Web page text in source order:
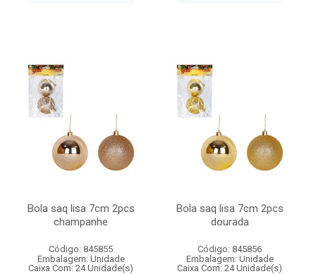
Bola saq lisa 7cm 2pcs
champanhe
Código: 845855
Embalagem: Unidade
Caixa Com: 24 Unidade(s)
Bola saq lisa 7cm 2pcs
dourada
Código: 845856
Embalagem: Unidade
Caixa Com: 24 Unidade(s)